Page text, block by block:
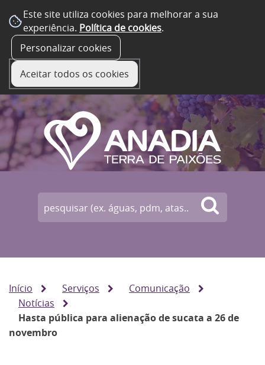
Este site utiliza cookies para melhorar a sua
experiência. Política de cookies.
Personalizar cookies
Aceitar todos os cookies
Início Serviços
Comunicação
Notícias
Hasta pública para alienação de sucata a 26 de
novembro